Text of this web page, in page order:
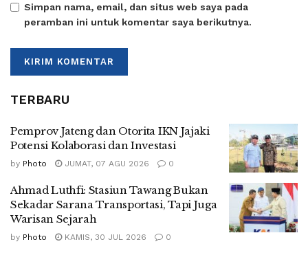
Simpan nama, email, dan situs web saya pada
peramban ini untuk komentar saya berikutnya.
TERBARU
Pemprov Jateng dan Otorita IKN Jajaki
Potensi Kolaborasi dan Investasi
by Photo JUMAT, 07 AGU 2026 0
Ahmad Luthfi: Stasiun Tawang Bukan
Sekadar Sarana Transportasi, Tapi Juga
Warisan Sejarah
by Photo KAMIS, 30 JUL 2026 0